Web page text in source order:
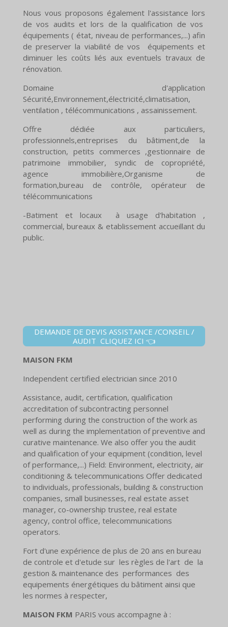
Nous vous proposons également l'assistance lors
de vos audits et lors de la qualification de vos
équipements ( état, niveau de performances,...) afin
de preserver la viabilité de vos équipements et
diminuer les coûts liés aux eventuels travaux de
rénovation.
Domaine d'application
Sécurité,Environnement,électricité,climatisation,
ventilation , télécommunications , assainissement.
Offre dédiée aux particuliers,
professionnels,entreprises du bâtiment,de la
construction, petits commerces ,gestionnaire de
patrimoine immobilier, syndic de copropriété,
agence immobilière,Organisme de
formation,bureau de contrôle, opérateur de
télécommunications
-Batiment et locaux à usage d'habitation ,
commercial, bureaux & etablissement accueillant du
public.
DEMANDE DE DEVIS ASSISTANCE /CONSEIL /
AUDIT CLIQUEZ ICI 👈
MAISON FKM
Independent certified electrician since 2010
Assistance, audit, certification, qualification
accreditation of subcontracting personnel
performing during the construction of the work as
well as during the implementation of preventive and
curative maintenance. We also offer you the audit
and qualification of your equipment (condition, level
of performance,...) Field: Environment, electricity, air
conditioning & telecommunications Offer dedicated
to individuals, professionals, building & construction
companies, small businesses, real estate asset
manager, co-ownership trustee, real estate
agency, control office, telecommunications
operators.
Fort d'une expérience de plus de 20 ans en bureau
de controle et d'etude sur les règles de l'art de la
gestion & maintenance des performances des
equipements énergétiques du bâtiment ainsi que
les normes à respecter,
MAISON FKM PARIS vous accompagne à :